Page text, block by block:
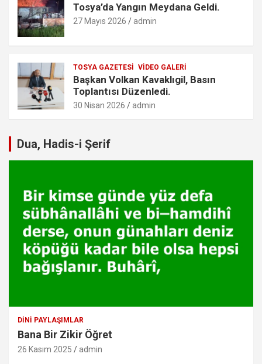
Tosya’da Yangın Meydana Geldi.
27 Mayıs 2026 admin
TOSYA GAZETESI VIDEO GALERI
Başkan Volkan Kavaklıgil, Basın
Toplantısı Düzenledi.
30 Nisan 2026 admin
Dua, Hadis-i Şerif
DINI PAYLAŞIMLAR
Bana Bir Zikir Öğret
26 Kasım 2025 admin